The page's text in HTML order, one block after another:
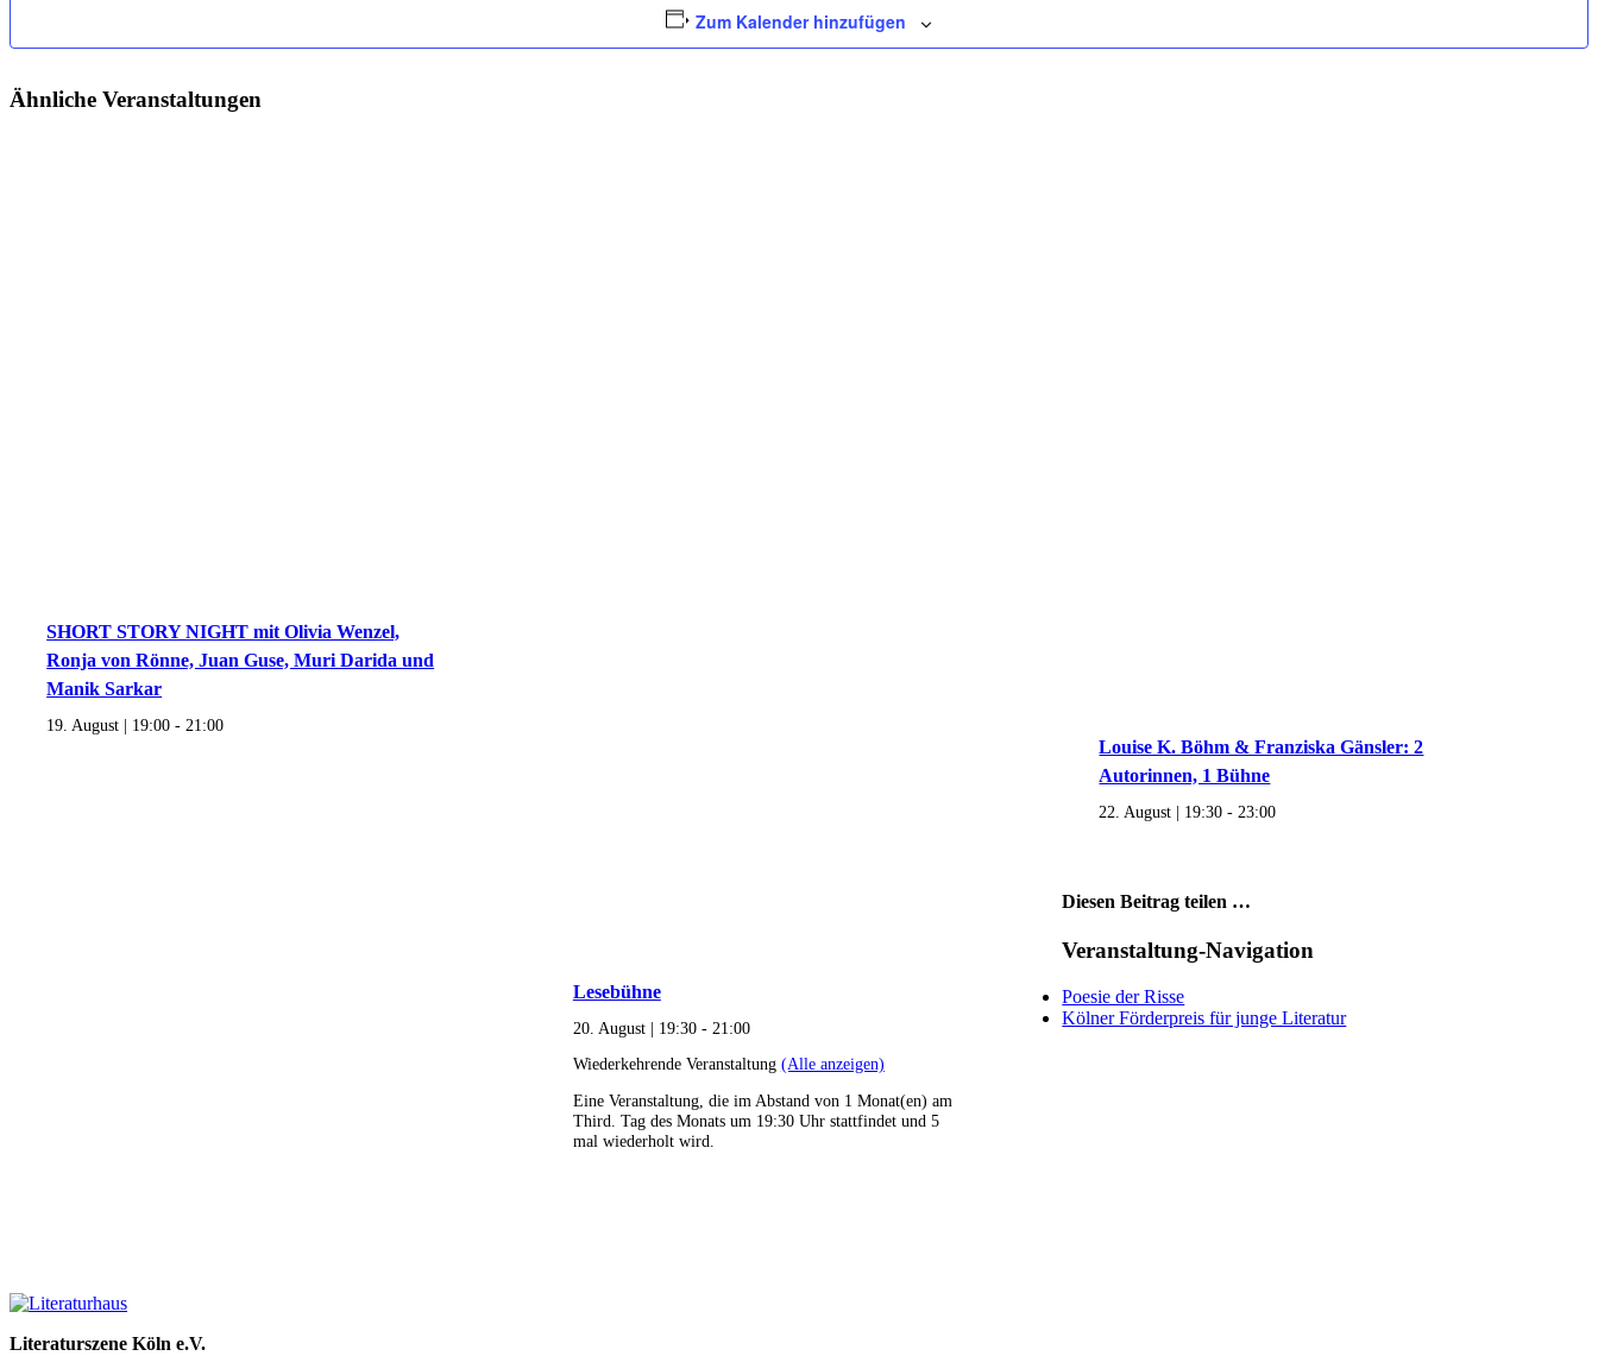
Zum Kalender hinzufügen
Ähnliche Veranstaltungen
SHORT STORY NIGHT mit Olivia Wenzel,
Ronja von Rönne, Juan Guse, Muri Darida und
Manik Sarkar
19. August | 19:00 - 21:00
Lesebühne
20. August | 19:30- 21:00
Wiederkehrende Veranstaltung (Alle anzeigen)
Eine Veranstaltung, die im Abstand von 1 Monat(en) am
Third. Tag des Monats um 19:30 Uhr stattfindet und 5
mal wiederholt wird.
Louise K. Böhm & Franziska Gänsler: 2
Autorinnen, 1 Bühne
22. August | 19:30 -23:00
Diesen Beitrag teilen …
Facebook
X
WhatsApp
Pinterest
E-
Veranstaltung-Navigation
Poesie der Risse
Kölner Förderpreis für junge Literatur
Literaturszene Köln e.V.